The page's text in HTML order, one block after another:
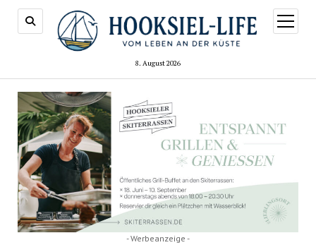
8. August 2026
Menü
öffnen
- Werbeanzeige -